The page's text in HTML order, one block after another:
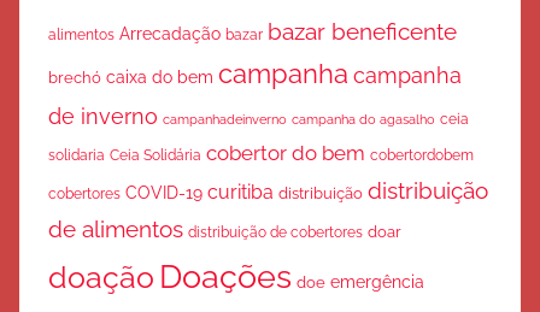
alimentos Arrecadação bazar bazar beneficente
brechó caixa do bem campanha campanha
de inverno campanhadeinverno campanha do agasalho ceia
solidaria Ceia Solidária cobertor do bem cobertordobem
cobertores COVID-19 curitiba distribuição distribuição
de alimentos distribuição de cobertores doar
doação Doações doe emergência